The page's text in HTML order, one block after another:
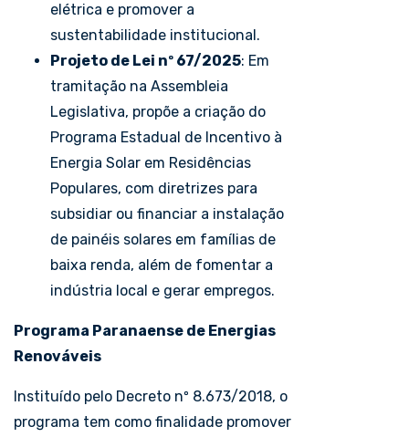
elétrica e promover a
sustentabilidade institucional.
Projeto de Lei nº 67/2025: Em
tramitação na Assembleia
Legislativa, propõe a criação do
Programa Estadual de Incentivo à
Energia Solar em Residências
Populares, com diretrizes para
subsidiar ou financiar a instalação
de painéis solares em famílias de
baixa renda, além de fomentar a
indústria local e gerar empregos.
Programa Paranaense de Energias
Renováveis
Instituído pelo Decreto nº 8.673/2018, o
programa tem como finalidade promover